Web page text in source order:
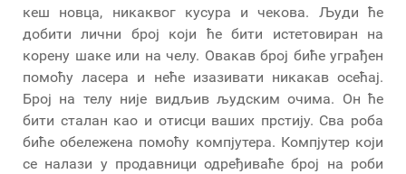
кеш новца, никаквог кусура и чекова. Људи ће
добити лични број који ће бити истетовиран на
корену шаке или на челу. Овакав број биће уграђен
помоћу ласера и неће изазивати никакав осећај.
Број на телу није видљив људским очима. Он ће
бити сталан као и отисци ваших прстију. Сва роба
биће обележена помоћу компјутера. Компјутер који
се налази у продавници одређиваће број на роби